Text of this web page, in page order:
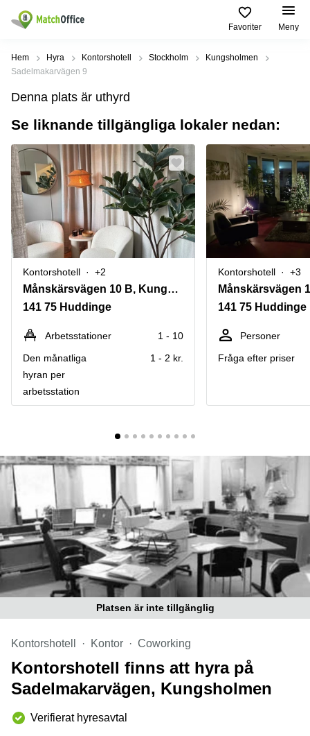
Favoriter Meny
Hyra / hyra ut
Kategorier
Kontor
Kontorshotell
Coworking
space
Lagerlokaler
Industrilokaler
Butikslokaler
Verkstad
kontor
Populära
Städer
Stockholm
Göteborg
Malmö
Uppsala
Norrköping
Östermalm
Skåne
Vasastan
Populära
sökningar
Kontorshotell
Stockholm
Hyra lokal
Stockholm
Kontorshotell
Göteborg
Coworking
Stockholm
Kontorshotell
Malmö
Coworking
Malmö
Kontorshotell
Huddinge
Lediga
Hägersten
Hjälp
Om oss
Bli hyresvärd
Pris
Logga in
Hem Hyra Kontorshotell Stockholm
Kungsholmen
Sadelmakarvägen 9
Denna plats är uthyrd
Se liknande tillgängliga lokaler nedan:
Kontorshotell +2
Månskärsvägen 10 B, Kungens Kurva
141 75 Huddinge
Arbetsstationer
1 - 10
Den månatliga
hyran per
arbetsstation
1 - 2 kr.
Kontorshotell +3
Månskärsvägen
141 75 Huddinge
Personer
Fråga efter priser
Platsen är inte tillgänglig
Kontorshotell Kontor Coworking
Kontorshotell finns att hyra på
Sadelmakarvägen, Kungsholmen
Verifierat hyresavtal